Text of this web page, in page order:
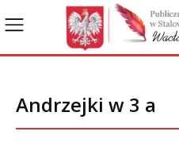
Andrzejki w 3 a